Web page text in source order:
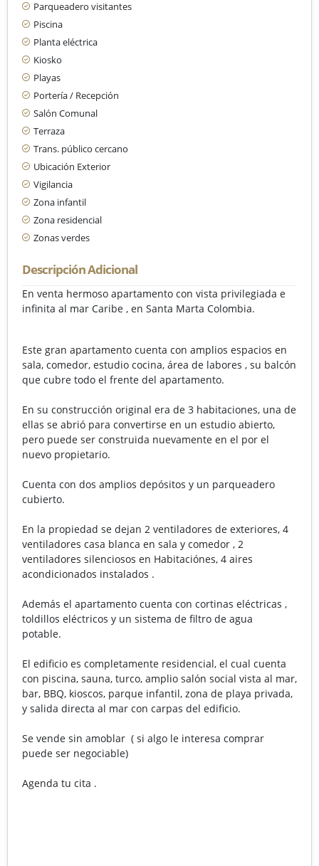
Parqueadero visitantes
Piscina
Planta eléctrica
Kiosko
Playas
Portería / Recepción
Salón Comunal
Terraza
Trans. público cercano
Ubicación Exterior
Vigilancia
Zona infantil
Zona residencial
Zonas verdes
Descripción Adicional
En venta hermoso apartamento con vista privilegiada e
infinita al mar Caribe , en Santa Marta Colombia.
Este gran apartamento cuenta con amplios espacios en
sala, comedor, estudio cocina, área de labores , su balcón
que cubre todo el frente del apartamento.
En su construcción original era de 3 habitaciones, una de
ellas se abrió para convertirse en un estudio abierto,
pero puede ser construida nuevamente en el por el
nuevo propietario.
Cuenta con dos amplios depósitos y un parqueadero
cubierto.
En la propiedad se dejan 2 ventiladores de exteriores, 4
ventiladores casa blanca en sala y comedor , 2
ventiladores silenciosos en Habitaciónes, 4 aires
acondicionados instalados .
Además el apartamento cuenta con cortinas eléctricas ,
toldillos eléctricos y un sistema de filtro de agua
potable.
El edificio es completamente residencial, el cual cuenta
con piscina, sauna, turco, amplio salón social vista al mar,
bar, BBQ, kioscos, parque infantil, zona de playa privada,
y salida directa al mar con carpas del edificio.
Se vende sin amoblar ( si algo le interesa comprar
puede ser negociable)
Agenda tu cita .